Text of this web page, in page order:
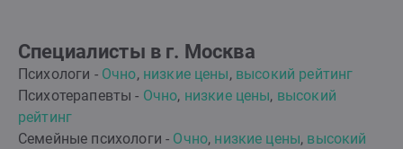
Специалисты в г. Москва
Психологи - Очно, низкие цены, высокий рейтинг
Психотерапевты - Очно, низкие цены, высокий
рейтинг
Семейные психологи - Очно, низкие цены, высокий